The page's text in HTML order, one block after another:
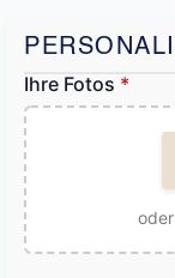
Ihre Fotos *